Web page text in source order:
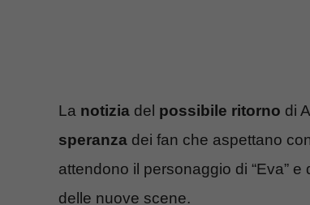
La notizia del possibile ritorno di
speranza dei fan che aspettano
attendono il personaggio di “Eva”
delle nuove scene.